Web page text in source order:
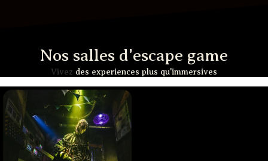
Nos salles d'escape game
Vivez des experiences plus qu'immersives